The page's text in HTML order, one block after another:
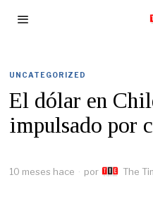
UNCATEGORIZED
El dólar en
impulsado por
10 meses hace por The